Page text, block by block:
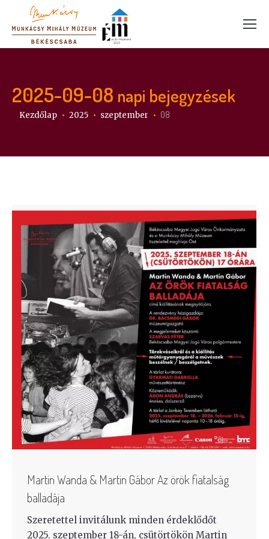
2025-09-08 napi bejegyzések
Itt vagy:
Kezdőlap 2025 szeptember 08
Martin Wanda & Martin Gábor Az örök fiatalság
balladája
Szeretettel invitálunk minden érdeklődőt
2025. szeptember 18-án, csütörtökön Martin